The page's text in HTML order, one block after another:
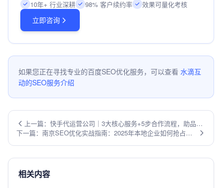
10年+ 行业深耕 98% 客户续约率 效果可量化考核
立即咨询
如果您正在寻找专业的百度SEO优化服务，可以查看 水滴互
动的SEO服务介绍
上一篇：快手代运营公司｜3大核心服务+5步合作流程，助品牌
30天引爆千万流量
下一篇：南京SEO优化实战指南：2025年本地企业如何抢占搜
相关内容